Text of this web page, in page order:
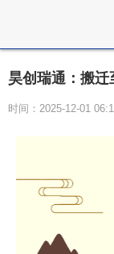
昊创瑞通：搬
时间：2025-12-01